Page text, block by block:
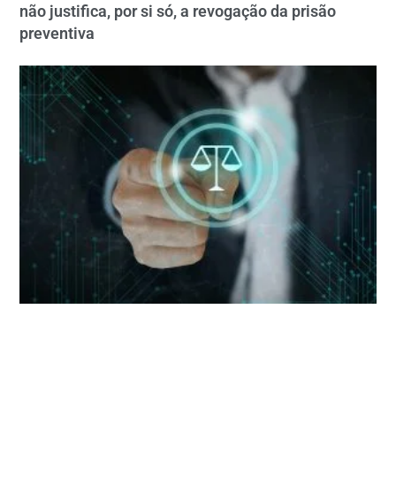
não justifica, por si só, a revogação da prisão
preventiva